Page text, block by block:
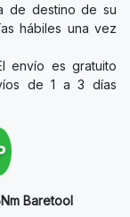
de destino de su
hábiles una vez
envío es gratuito
de 1 a 3 días
Baretool